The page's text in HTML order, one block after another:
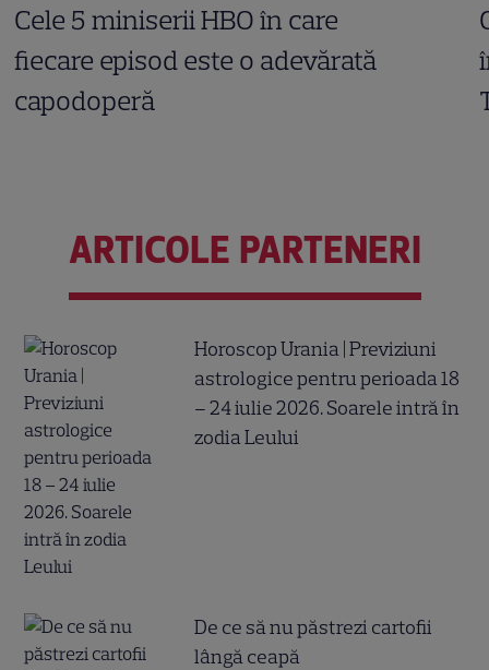
Cele 5 miniserii HBO în care
fiecare episod este o adevărată
capodoperă
ARTICOLE PARTENERI
Horoscop Urania | Previziuni
astrologice pentru perioada 18
– 24 iulie 2026. Soarele intră în
zodia Leului
De ce să nu păstrezi cartofii
lângă ceapă